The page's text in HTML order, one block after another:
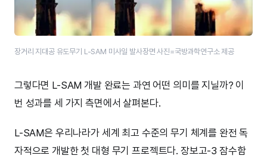
장거리 지대공 유도무기 L-SAM 미사일 발사장면 사진=국방과학연구소 제공
그렇다면 L-SAM 개발 완료는 과연 어떤 의미를 지닐까? 이
번 성과를 세 가지 측면에서 살펴본다.
L-SAM은 우리나라가 세계 최고 수준의 무기 체계를 완전 독
자적으로 개발한 첫 대형 무기 프로젝트다. 장보고-3 잠수함